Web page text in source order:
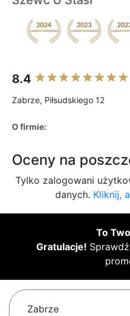
8.4
Zabrze, Piłsudskiego 12
O firmie:
Oceny na
Tylko zalogowani
danych. Kliknij,
To
Gratulacje!
Zabrze